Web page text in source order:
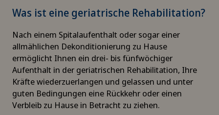
Was ist eine geriatrische Rehabilitation?
Nach einem Spitalaufenthalt oder sogar einer
allmählichen Dekonditionierung zu Hause
ermöglicht Ihnen ein drei- bis fünfwöchiger
Aufenthalt in der geriatrischen Rehabilitation, Ihre
Kräfte wiederzuerlangen und gelassen und unter
guten Bedingungen eine Rückkehr oder einen
Verbleib zu Hause in Betracht zu ziehen.